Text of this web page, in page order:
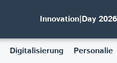
Innovation|Day 2026
Digitalisierung Personalie